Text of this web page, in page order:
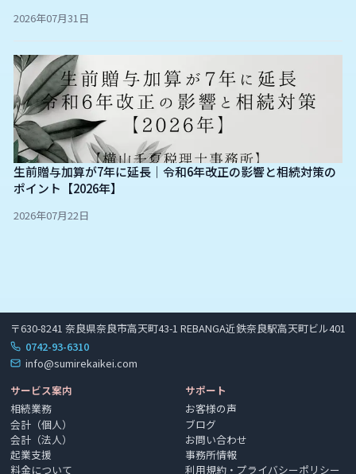
2026年07月31日
生前贈与加算が7年に延長｜令和6年改正の影響と相続対策の
ポイント【2026年】
2026年07月22日
〒630-8241 奈良県奈良市高天町43-1 REBANGA近鉄奈良駅高天町ビル401
0742-93-6310
info@sumirekaikei.com
サービス案内
相続業務
会計（個人）
会計（法人）
起業支援
料金について
サポート
お客様の声
ブログ
お問い合わせ
事務所情報
利用規約・プライバシーポリシー